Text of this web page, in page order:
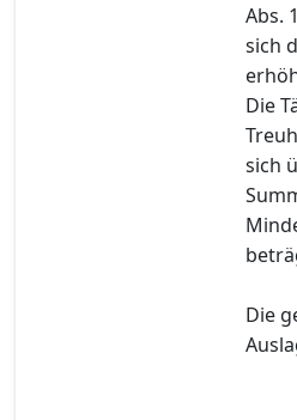
Abs.
sich
Die
sich
Die